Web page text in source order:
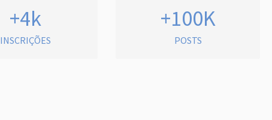
+4k
INSCRIÇÕES
+100K
POSTS